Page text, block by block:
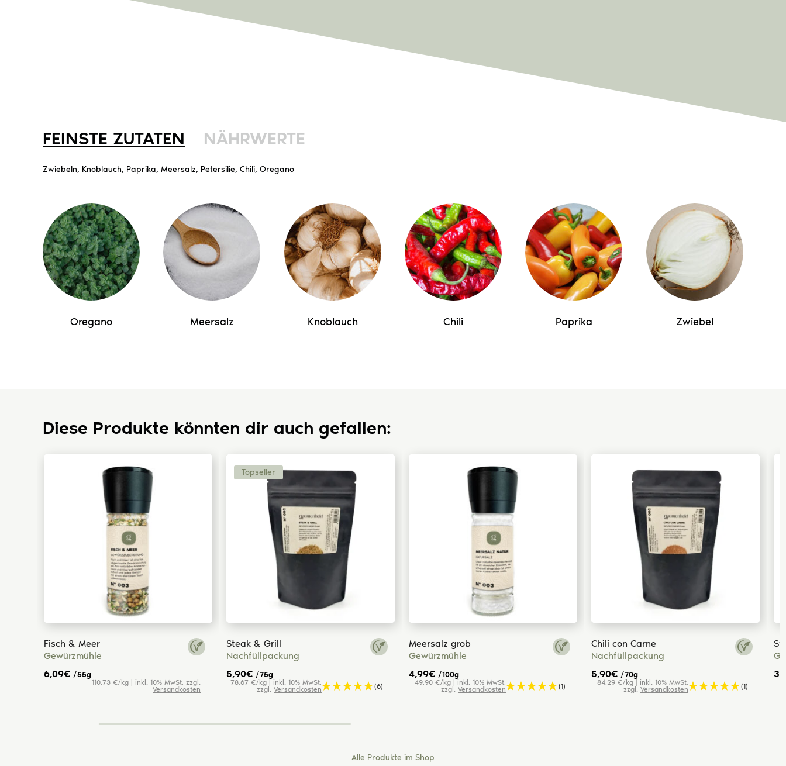
FEINSTE ZUTATEN NÄHRWERTE
Zwiebeln, Knoblauch, Paprika, Meersalz, Petersilie, Chili, Oregano
Oregano Meersalz Knoblauch Chili Paprika Zwiebel
Diese Produkte könnten dir auch gefallen:
Fisch & Meer
Gewürzmühle
6,09€ /55g
110,73 €/kg | inkl. 10% MwSt, zzgl.
Versandkosten
Topseller
Steak & Grill
Nachfüllpackung
5,90€ /75g
78,67 €/kg | inkl. 10% MwSt,
zzgl. Versandkosten (6)
Meersalz grob
Gewürzmühle
4,99€ /100g
49,90 €/kg | inkl. 10% MwSt,
zzgl. Versandkosten (1)
Chili con Carne
Nachfüllpackung
5,90€ /70g
84,29 €/kg | inkl. 10% MwSt,
zzgl. Versandkosten (1)
Alle Produkte im Shop